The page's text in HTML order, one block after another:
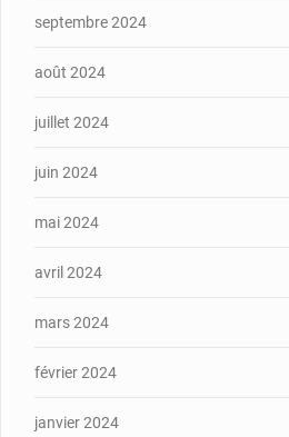
septembre 2024
août 2024
juillet 2024
juin 2024
mai 2024
avril 2024
mars 2024
février 2024
janvier 2024